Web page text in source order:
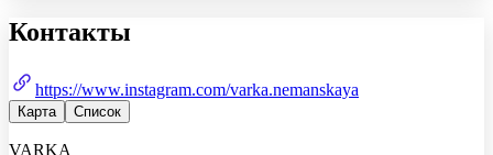
Контакты
https://www.instagram.com/varka.nemanskaya
Карта Список
VARKA